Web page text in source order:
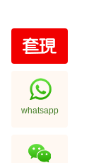
whatsapp